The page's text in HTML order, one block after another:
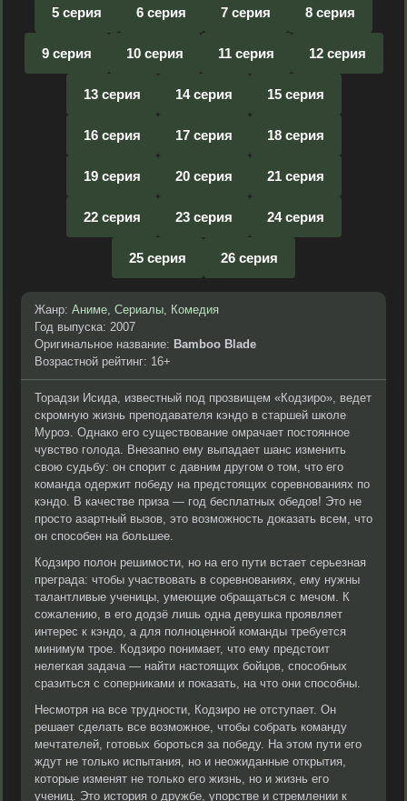
5 серия 6 серия 7 серия 8 серия
9 серия 10 серия 11 серия 12 серия
13 серия 14 серия 15 серия
16 серия 17 серия 18 серия
19 серия 20 серия 21 серия
22 серия 23 серия 24 серия
25 серия 26 серия
Жанр: Аниме, Сериалы, Комедия
Год выпуска: 2007
Оригинальное название: Bamboo Blade
Возрастной рейтинг: 16+
Торадзи Исида, известный под прозвищем «Кодзиро», ведет
скромную жизнь преподавателя кэндо в старшей школе
Муроэ. Однако его существование омрачает постоянное
чувство голода. Внезапно ему выпадает шанс изменить
свою судьбу: он спорит с давним другом о том, что его
команда одержит победу на предстоящих соревнованиях по
кэндо. В качестве приза — год бесплатных обедов! Это не
просто азартный вызов, это возможность доказать всем, что
он способен на большее.
Кодзиро полон решимости, но на его пути встает серьезная
преграда: чтобы участвовать в соревнованиях, ему нужны
талантливые ученицы, умеющие обращаться с мечом. К
сожалению, в его додзё лишь одна девушка проявляет
интерес к кэндо, а для полноценной команды требуется
минимум трое. Кодзиро понимает, что ему предстоит
нелегкая задача — найти настоящих бойцов, способных
сразиться с соперниками и показать, на что они способны.
Несмотря на все трудности, Кодзиро не отступает. Он
решает сделать все возможное, чтобы собрать команду
мечтателей, готовых бороться за победу. На этом пути его
ждут не только испытания, но и неожиданные открытия,
которые изменят не только его жизнь, но и жизнь его
учениц. Это история о дружбе, упорстве и стремлении к